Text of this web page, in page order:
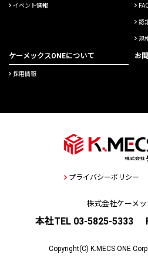
イベント情報
認
規
ケーメックスONEについて
採用情報
お
プライバシーポリシー
株式会社ケーメッ
本社TEL 03-5825-5333
Copyright(C) K.MECS ONE